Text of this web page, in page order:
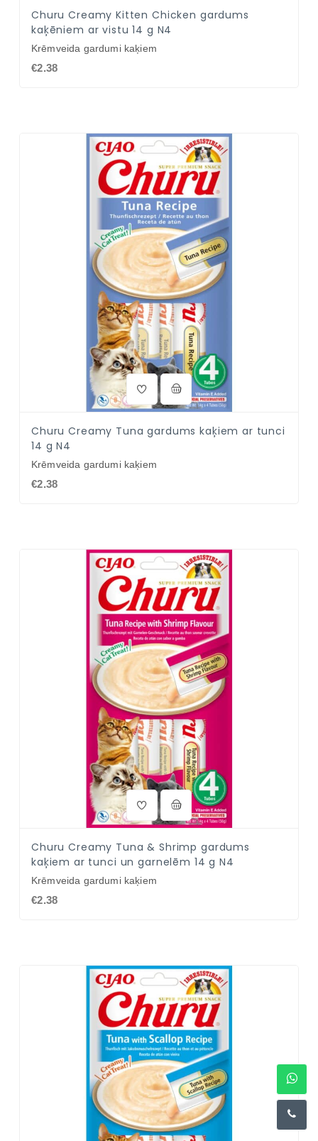
Churu Creamy Kitten Chicken gardums
kaķēniem ar vistu 14 g N4
Krēmveida gardumi kaķiem
€2.38
Churu Creamy Tuna gardums kaķiem ar tunci
14 g N4
Krēmveida gardumi kaķiem
€2.38
Churu Creamy Tuna & Shrimp gardums
kaķiem ar tunci un garnelēm 14 g N4
Krēmveida gardumi kaķiem
€2.38